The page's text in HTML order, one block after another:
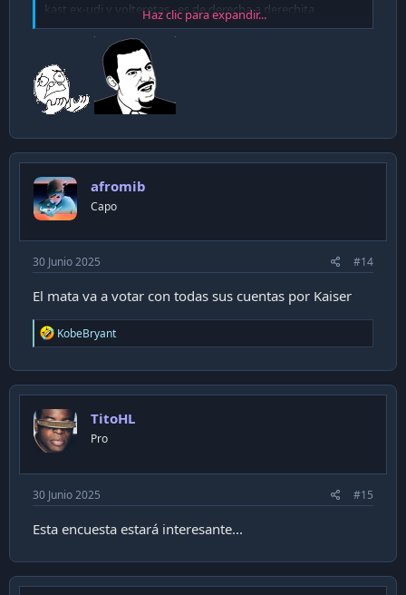
kast ex-udi y volteretas , es de derecha a derechita ,
aproximacion de piñera 3.0
NInguno de ellos 3 le sirve a chile , porque son ONUistas .
Onuistas de derecha cobarde a onuistas de extraema
izquierda
Haz clic para expandir...
afromib
Capo
30 Junio 2025 #14
El mata va a votar con todas sus cuentas por Kaiser
R
e
c
t
o
n
s
KobeBryant
TitoHL
Pro
30 Junio 2025 #15
Esta encuesta estará interesante...